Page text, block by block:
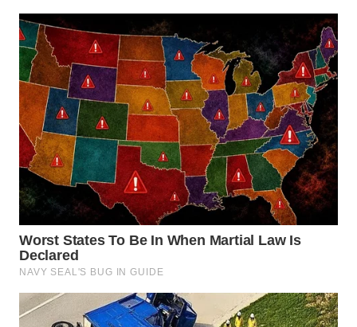
WN
NATUNA
WN
BINTAN
WN
MANDALIKA
WN
LIKUPANG
WN
LABUANBAJO
WN